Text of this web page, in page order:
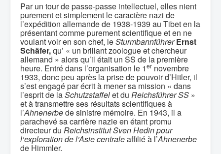
Par un tour de passe-passe intellectuel, elles nient
purement et simplement le caractère nazi de
l’expédition allemande de 1938-1939 au Tibet en la
présentant comme purement scientifique et en ne
voulant voir en son chef, leSturmbannführerErnst
Schäfer,qu’ « un brillant zoologue et chercheur
allemand » alors qu’il était un SS de la première
heure. Entré dans l’organisation le 1er novembre
1933, donc peu après la prise de pouvoir d’Hitler, il
s’est engagé par écrit à mener sa mission « dans
l’esprit de laSchutzstaffelet du Reichsführer SS »
et à transmettre ses résultats scientifiques à
l’Ahnenerbede sinistre mémoire. En 1943, il a
parachevé sa carrière nazie en étant promu
directeur du Reichsinstitut Sven Hedin pour
l’exploration de l’Asie centraleaffilié à l’Ahnenerbe
de Himmler.